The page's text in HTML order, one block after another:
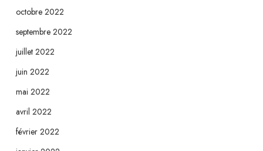
octobre 2022
septembre 2022
juillet 2022
juin 2022
mai 2022
avril 2022
février 2022